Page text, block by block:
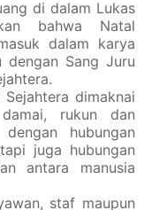
di dalam Lukas
bahwa Natal
dalam karya
dengan Sang Juru
dimaknai
rukun dan
hubungan
juga hubungan
antara manusia
staf maupun